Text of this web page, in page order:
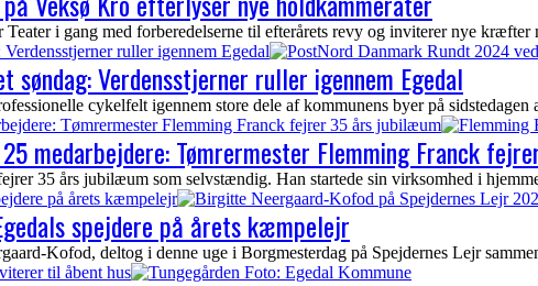
i gang med forberedelserne til efterårets revy og inviterer nye kræfter
ruller igennem Egedal
Verdensstjerner ruller igennem Egedal
cykelfelt igennem store dele af kommunens byer på
Tømrermester Flemming Franck fejrer 35 års jubilæum
medarbejdere: Tømrermester Flemming Franck
35 års jubilæum som selvstændig. Han startede sin virksomhed i
på årets kæmpelejr
spejdere på årets kæmpelejr
Kofod, deltog i denne uge i Borgmesterdag på Spejdernes Lejr
til åbent hus